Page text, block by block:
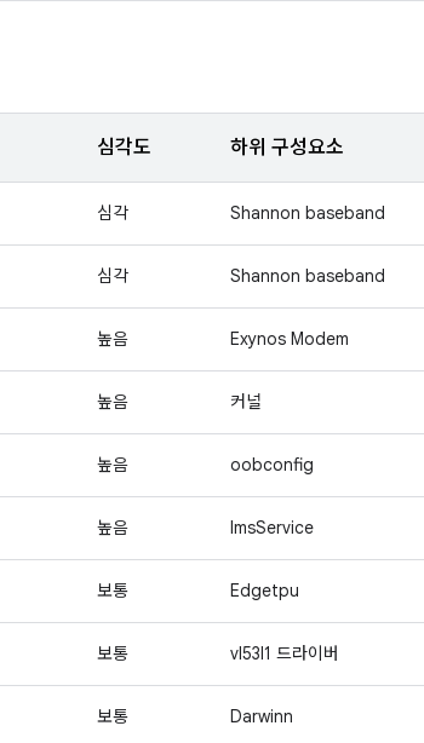
심각도 하위 구성요소
심각 Shannon baseband
심각 Shannon baseband
높음 Exynos Modem
높음 커널
높음 oobconfig
높음 ImsService
보통 Edgetpu
보통 vl53l1 드라이버
보통 Darwinn